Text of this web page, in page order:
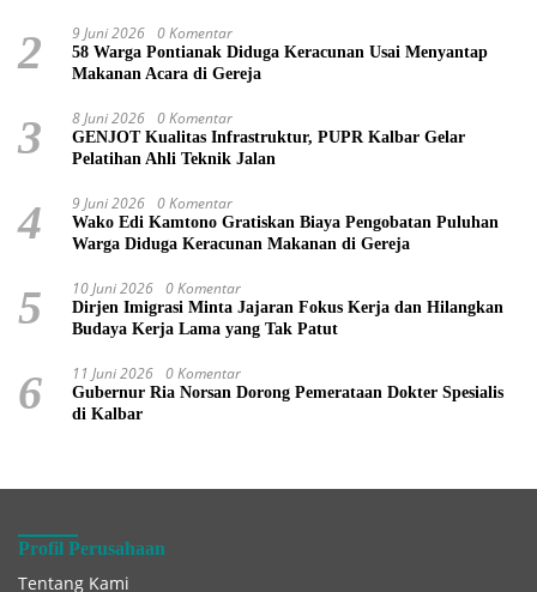
2 9 Juni 2026 0 Komentar
58 Warga Pontianak Diduga Keracunan Usai Menyantap
Makanan Acara di Gereja
3 8 Juni 2026 0 Komentar
GENJOT Kualitas Infrastruktur, PUPR Kalbar Gelar
Pelatihan Ahli Teknik Jalan
4 9 Juni 2026 0 Komentar
Wako Edi Kamtono Gratiskan Biaya Pengobatan Puluhan
Warga Diduga Keracunan Makanan di Gereja
5 10 Juni 2026 0 Komentar
Dirjen Imigrasi Minta Jajaran Fokus Kerja dan Hilangkan
Budaya Kerja Lama yang Tak Patut
6 11 Juni 2026 0 Komentar
Gubernur Ria Norsan Dorong Pemerataan Dokter Spesialis
di Kalbar
Profil Perusahaan
Tentang Kami